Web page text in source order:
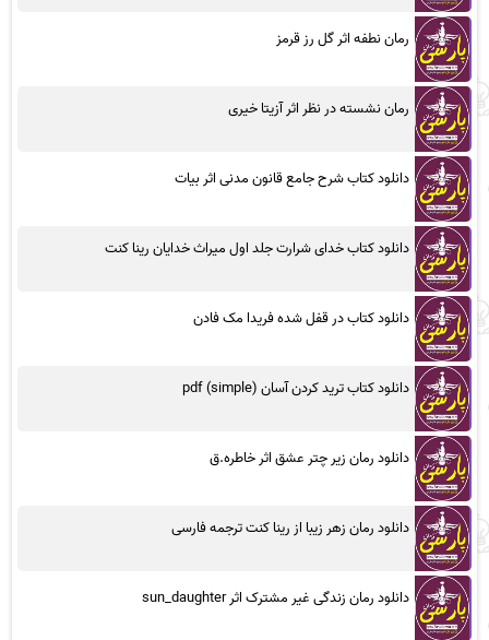
رمان نطفه اثر گل رز قرمز
رمان نشسته در نظر اثر آزیتا خیری
دانلود کتاب شرح جامع قانون مدنی اثر بیات
دانلود کتاب خدای شرارت جلد اول میراث خدایان رینا کنت
دانلود کتاب در قفل شده فریدا مک فادن
دانلود کتاب ترید کردن آسان (simple) pdf
دانلود رمان زیر چتر عشق اثر خاطره.ق
دانلود رمان زهر زیبا از رینا کنت ترجمه فارسی
دانلود رمان زندگی غیر مشترک اثر sun_daughter